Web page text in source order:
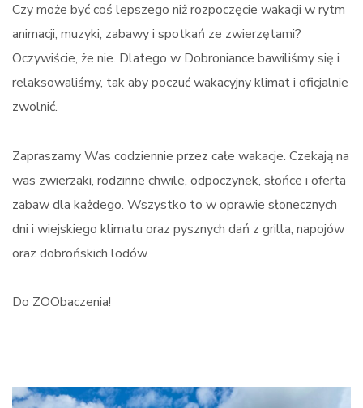
Czy może być coś lepszego niż rozpoczęcie wakacji w rytm
animacji, muzyki, zabawy i spotkań ze zwierzętami?
Oczywiście, że nie. Dlatego w Dobroniance bawiliśmy się i
relaksowaliśmy, tak aby poczuć wakacyjny klimat i oficjalnie
zwolnić.
Zapraszamy Was codziennie przez całe wakacje. Czekają na
was zwierzaki, rodzinne chwile, odpoczynek, słońce i oferta
zabaw dla każdego. Wszystko to w oprawie słonecznych
dni i wiejskiego klimatu oraz pysznych dań z grilla, napojów
oraz dobrońskich lodów.
Do ZOObaczenia!